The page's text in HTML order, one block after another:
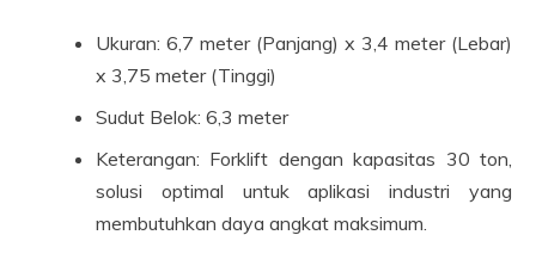
Ukuran: 6,7 meter (Panjang) x 3,4 meter (Lebar)
x 3,75 meter (Tinggi)
Sudut Belok: 6,3 meter
Keterangan: Forklift dengan kapasitas 30 ton,
solusi optimal untuk aplikasi industri yang
membutuhkan daya angkat maksimum.